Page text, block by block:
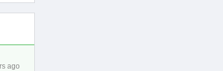
ago